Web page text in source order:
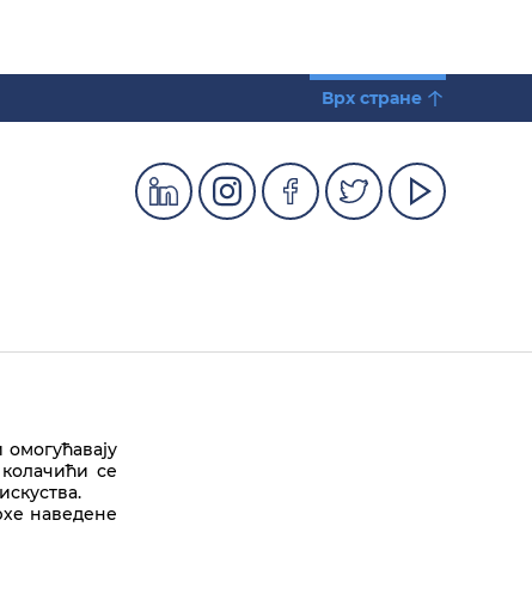
Врх стране
се
наведене